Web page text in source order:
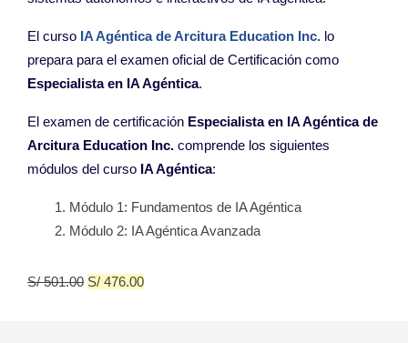
El curso IA Agénticade Arcitura Education Inc. lo
prepara para el examen oficial de Certificación como
Especialista en IA Agéntica.
El examen de certificación Especialista en IA Agéntica de
Arcitura Education Inc. comprende los siguientes
módulos del curso IA Agéntica:
Módulo 1: Fundamentos de IA Agéntica
Módulo 2: IA Agéntica Avanzada
S/501.00 S/ 476.00